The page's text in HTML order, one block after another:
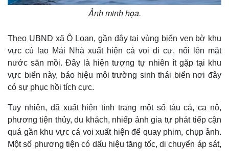
Cuộc sống đó đây
Hồ sơ
Multimedia
Ảnh
E-Magazine
Infographic
Ảnh minh họa.
Theo UBND xã Ô Loan, gần đây tại vùng biển ven bờ khu
vực cù lao Mái Nhà xuất hiện cá voi di cư, nổi lên mặt
nước săn mồi. Đây là hiện tượng tự nhiên ít gặp tại khu
vực biển này, báo hiệu môi trường sinh thái biển nơi đây
có sự phục hồi tích cực.
Tuy nhiên, đã xuất hiện tình trạng một số tàu cá, ca nô,
phương tiện thủy, du khách, nhiếp ảnh gia tự phát tiếp cận
quá gần khu vực cá voi xuất hiện để quay phim, chụp ảnh.
Một số phương tiện có dấu hiệu tăng tốc, di chuyển áp sát,